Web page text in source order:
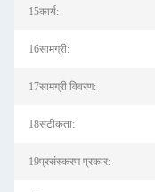
15कार्य:
16सामग्री:
17सामग्री विवरण:
18सटीकता:
19प्रसंस्करण प्रकार: